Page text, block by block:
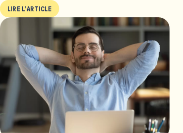
LIRE L'ARTICLE